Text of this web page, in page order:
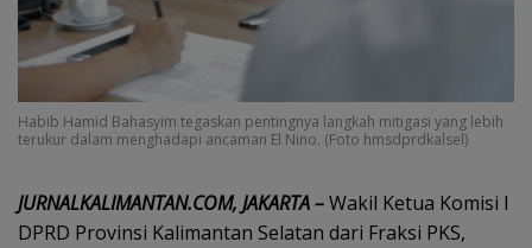
Habib Hamid Bahasyim tegaskan pentingnya langkah mitigasi yang lebih
terukur dalam menghadapi ancaman El Nino. (Foto hmsdprdkalsel) ‎
‎JURNALKALIMANTAN.COM, JAKARTA –Wakil Ketua Komisi I
DPRD Provinsi Kalimantan Selatan dari Fraksi PKS,